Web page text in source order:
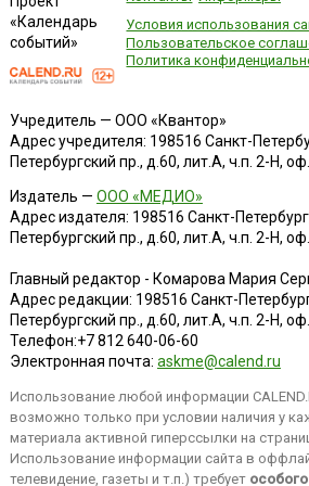
«Календарь
событий»
Условия использования
Пользовательское
Политика
Учредитель — ООО «Квантор»
Адрес учредителя: 198516 Санкт-
Петербургский пр., д.60, лит.А, ч.п. 2-Н,
Издатель — ООО «МЕДИО»
Адрес издателя: 198516 Санкт-
Петербургский пр., д.60, лит.А, ч.п. 2-Н,
Главный редактор - Комарова Мария
Адрес редакции: 198516 Санкт-
Петербургский пр., д.60, лит.А, ч.п. 2-Н,
Телефон:+7 812 640-06-60
Электронная почта: askme@calend.ru
Использование любой информации
возможно только при условии наличия у
материала активной гиперссылки на
Использование информации сайта в
телевидение, газеты и т.п.) требует